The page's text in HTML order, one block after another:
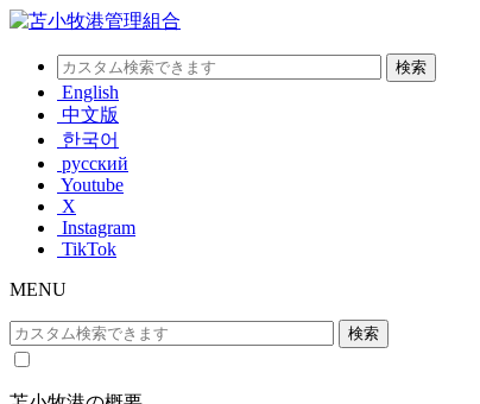
English
中文版
한국어
русский
Youtube
X
Instagram
TikTok
MENU